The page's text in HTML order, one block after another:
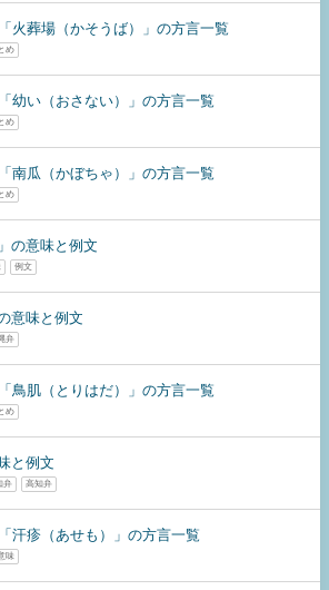
火葬場（かそうば）」の方言一覧
め
幼い（おさない）」の方言一覧
め
南瓜（かぼちゃ）」の方言一覧
め
の意味と例文
例文
意味と例文
弁
鳥肌（とりはだ）」の方言一覧
め
と例文
弁 高知弁
汗疹（あせも）」の方言一覧
味